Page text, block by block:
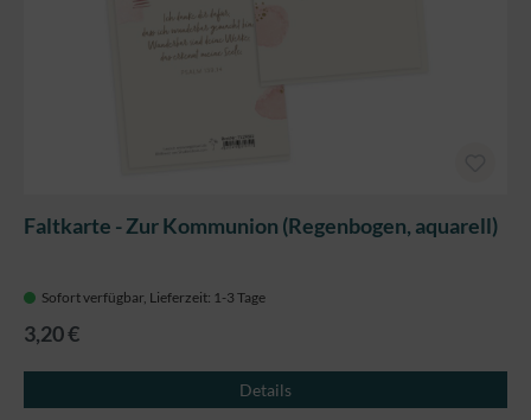
Faltkarte - Zur Kommunion (Regenbogen, aquarell)
Sofort verfügbar, Lieferzeit: 1-3 Tage
3,20 €
Details